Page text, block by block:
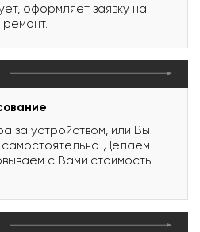
оформляет заявку на
за устройством, или Вы
самостоятельно. Делаем
с Вами стоимость